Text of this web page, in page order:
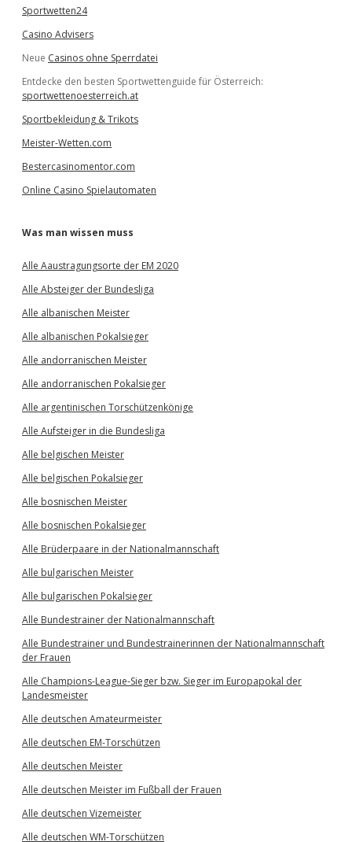
Sportwetten24
Casino Advisers
Neue Casinos ohne Sperrdatei
Entdecke den besten Sportwettenguide für Österreich:
sportwettenoesterreich.at
Sportbekleidung & Trikots
Meister-Wetten.com
Bestercasinomentor.com
Online Casino Spielautomaten
Was man wissen muss
Alle Aaustragungsorte der EM 2020
Alle Absteiger der Bundesliga
Alle albanischen Meister
Alle albanischen Pokalsieger
Alle andorranischen Meister
Alle andorranischen Pokalsieger
Alle argentinischen Torschützenkönige
Alle Aufsteiger in die Bundesliga
Alle belgischen Meister
Alle belgischen Pokalsieger
Alle bosnischen Meister
Alle bosnischen Pokalsieger
Alle Brüderpaare in der Nationalmannschaft
Alle bulgarischen Meister
Alle bulgarischen Pokalsieger
Alle Bundestrainer der Nationalmannschaft
Alle Bundestrainer und Bundestrainerinnen der Nationalmannschaft
der Frauen
Alle Champions-League-Sieger bzw. Sieger im Europapokal der
Landesmeister
Alle deutschen Amateurmeister
Alle deutschen EM-Torschützen
Alle deutschen Meister
Alle deutschen Meister im Fußball der Frauen
Alle deutschen Vizemeister
Alle deutschen WM-Torschützen